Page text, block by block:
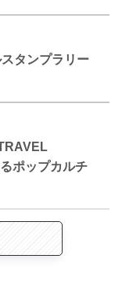
タンプラリー
ポップカルチ